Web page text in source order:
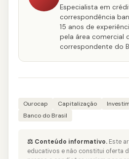
Especialista em
correspondência
15 anos de
pela área comercial
correspondente do
Ourocap Capitalização
Banco do Brasil
⚖️ Conteúdo informativo.Este
educativos e não constitui oferta